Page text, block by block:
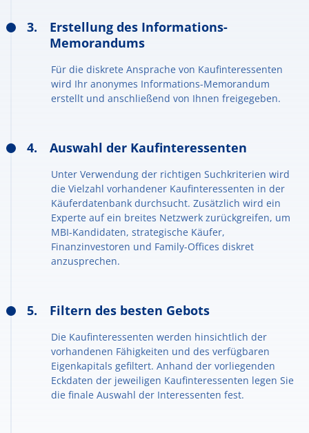
Erstellung des Informations-
Memorandums
Für die diskrete Ansprache von Kaufinteressenten
wird Ihr anonymes Informations-Memorandum
erstellt und anschließend von Ihnen freigegeben.
Auswahl der Kaufinteressenten
Unter Verwendung der richtigen Suchkriterien wird
die Vielzahl vorhandener Kaufinteressenten in der
Käuferdatenbank durchsucht. Zusätzlich wird ein
Experte auf ein breites Netzwerk zurückgreifen, um
MBI-Kandidaten, strategische Käufer,
Finanzinvestoren und Family-Offices diskret
anzusprechen.
Filtern des besten Gebots
Die Kaufinteressenten werden hinsichtlich der
vorhandenen Fähigkeiten und des verfügbaren
Eigenkapitals gefiltert. Anhand der vorliegenden
Eckdaten der jeweiligen Kaufinteressenten legen Sie
die finale Auswahl der Interessenten fest.